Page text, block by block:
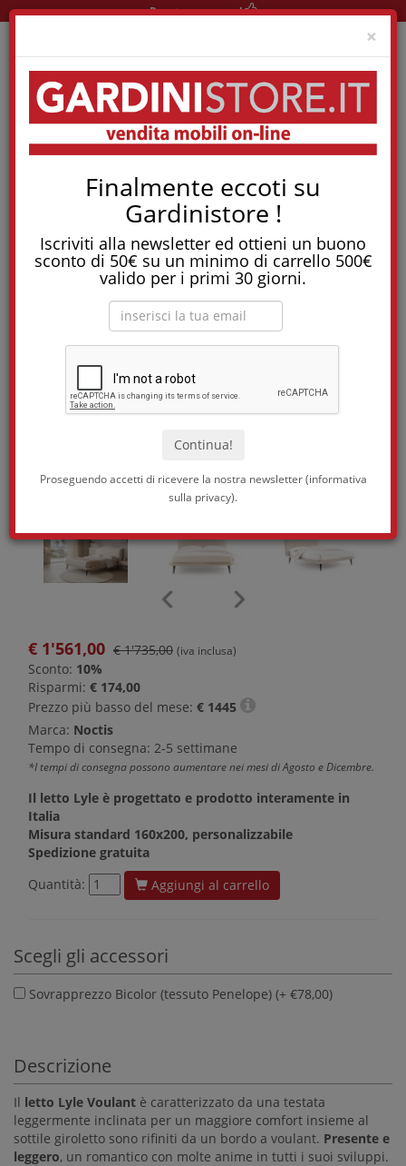
×
Finalmente eccoti su
Gardinistore !
Iscriviti alla newsletter ed ottieni un buono
sconto di 50€ su un minimo di carrello 500€
valido per i primi 30 giorni.
Proseguendo accetti di ricevere la nostra newsletter (informativa
sulla privacy).
Pronta consegna!
Tostapane, tritatutto, aspirapolvere, friggitrice
e molti altri Elettrodomestici!
Letto Lyle Voulant Fix
€ 1'561,00 € 1'735,00 (iva inclusa)
Sconto: 10%
Risparmi: € 174,00
Prezzo più basso del mese: € 1445
Marca: Noctis
Tempo di consegna: 2-5 settimane
*I tempi di consegna possono aumentare nei mesi di Agosto e Dicembre.
Il letto Lyle è progettato e prodotto interamente in
Italia
Misura standard 160x200, personalizzabile
Spedizione gratuita
Quantità:
Aggiungi al carrello
Scegli gli accessori
Sovrapprezzo Bicolor (tessuto Penelope) (+ €78,00)
Descrizione
Il letto Lyle Voulant è caratterizzato da una testata
leggermente inclinata per un maggiore comfort insieme al
sottile giroletto sono rifiniti da un bordo a voulant. Presente e
leggero, un romantico con molte anime in tutti i suoi sviluppi.